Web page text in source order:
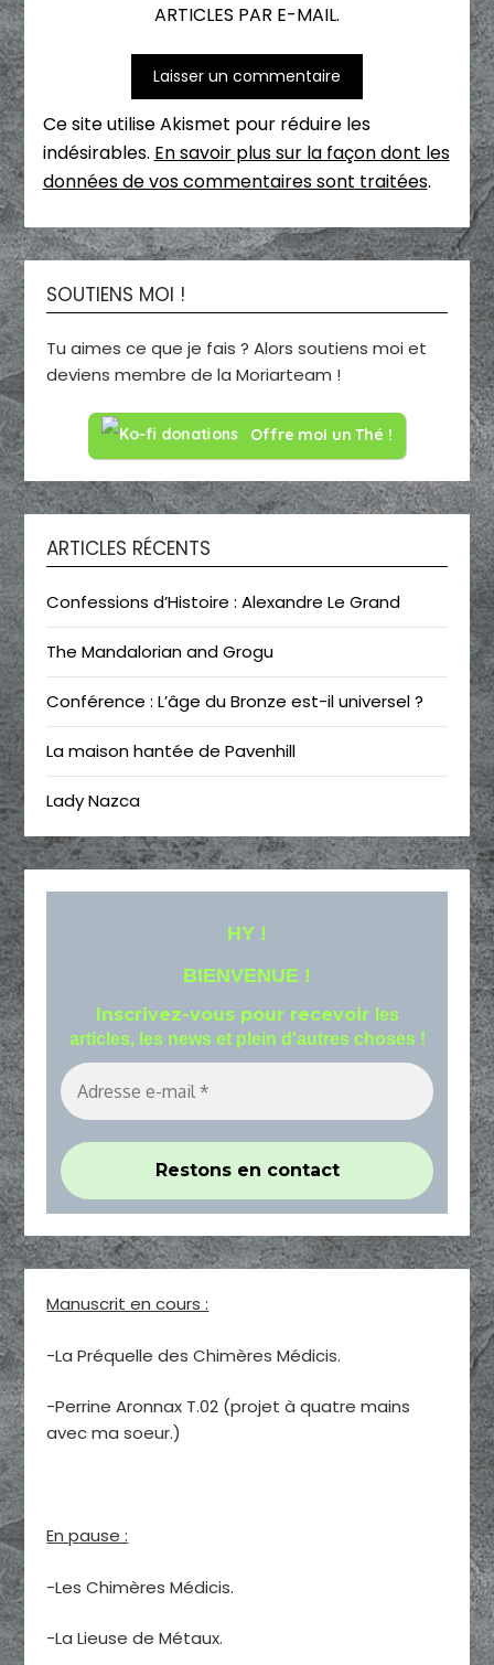
ARTICLES PAR E-MAIL.
Ce site utilise Akismet pour réduire les
indésirables. En savoir plus sur la façon dont les
données de vos commentaires sont traitées.
SOUTIENS MOI !
Tu aimes ce que je fais ? Alors soutiens moi et
deviens membre de la Moriarteam !
Offre moi un Thé !
ARTICLES RÉCENTS
Confessions d’Histoire : Alexandre Le Grand
The Mandalorian and Grogu
Conférence : L’âge du Bronze est-il universel ?
La maison hantée de Pavenhill
Lady Nazca
HY !
BIENVENUE !
Inscrivez-vous pour recevoir les
articles, les news et plein d'autres choses !
Manuscrit en cours :
-La Préquelle des Chimères Médicis.
-Perrine Aronnax T.02 (projet à quatre mains
avec ma soeur.)
En pause :
-Les Chimères Médicis.
-La Lieuse de Métaux.